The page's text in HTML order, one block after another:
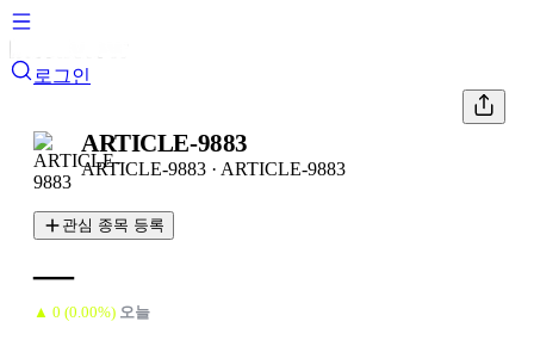
로그인
ARTICLE-9883
ARTICLE-9883 · ARTICLE-9883
관심 종목 등록
—
▲ 0 (0.00%) 오늘